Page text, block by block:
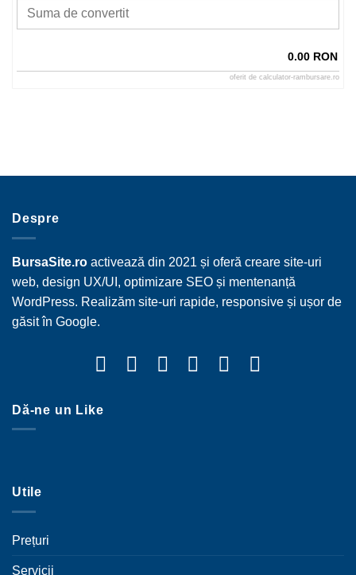
0.00 RON
oferit decalculator-rambursare.ro
Despre
BursaSite.ro activează din 2021 și oferă creare site-uri
web, design UX/UI, optimizare SEO și mentenanță
WordPress. Realizăm site-uri rapide, responsive și ușor de
găsit în Google.
Dă-ne un Like
Utile
Prețuri
Servicii